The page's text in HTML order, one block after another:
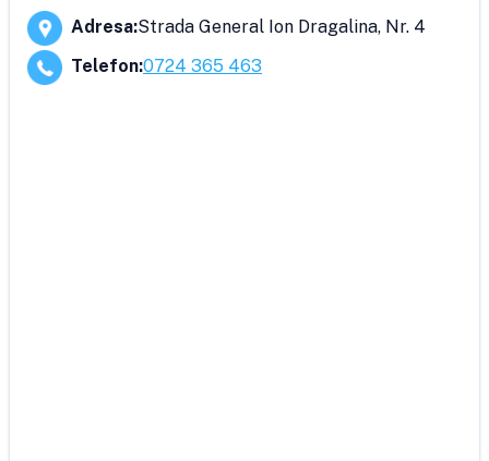
Adresa:Strada General Ion Dragalina, Nr. 4
Telefon:0724 365 463